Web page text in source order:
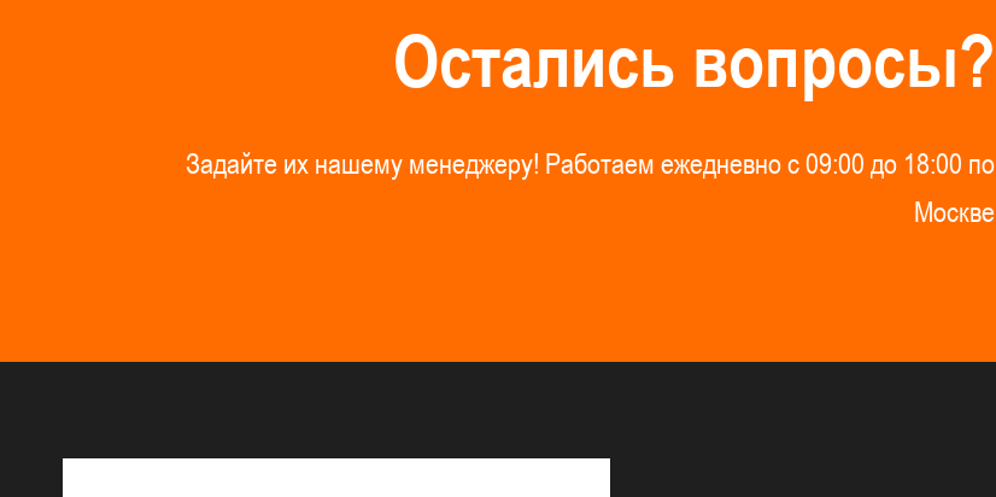
Остались вопросы?
Задайте их нашему менеджеру! Работаем ежедневно с 09:00 до 18:00 по
Москве